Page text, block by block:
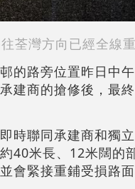
荃灣方向已經全線重
的路旁位置昨日中
建商的搶修後，最
時聯同承建商和獨
40米長、12米闊的
會緊接重鋪受損路面